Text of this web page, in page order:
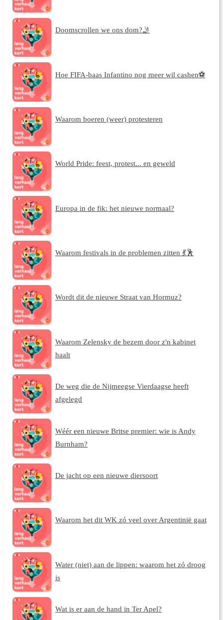
Doomscrollen we ons dom?🤳
Hoe FIFA-baas Infantino nog meer wil cashen⚽
Waarom boeren (weer) protesteren
World Pride: feest, protest... en geweld
Europa in de fik: het nieuwe normaal?
Waarom festivals in de problemen zitten 💃🕺
Wordt dit de nieuwe Straat van Hormuz?
Waarom Zelensky de bezem door z'n kabinet
haalt
De weg die de Nijmeegse Vierdaagse heeft
afgelegd
Wéér een nieuwe Britse premier: wie is Andy
Burnham?
De jacht op een nieuwe diersoort
Waarom het dit WK zó veel over Argentinië gaat
Water (niet) aan de lippen: waarom het zó droog
is
Wat is er aan de hand in Ter Apel?